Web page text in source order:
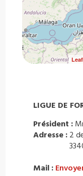
LIGUE DE
Président :
Adresse : 2
Mail :